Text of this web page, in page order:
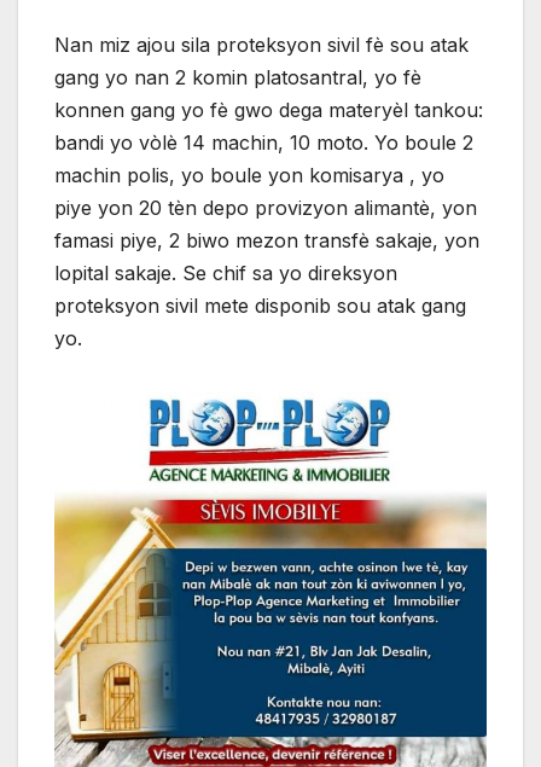
Nan miz ajou sila proteksyon sivil fè sou atak
gang yo nan 2 komin platosantral, yo fè
konnen gang yo fè gwo dega materyèl tankou:
bandi yo vòlè 14 machin, 10 moto. Yo boule 2
machin polis, yo boule yon komisarya , yo
piye yon 20 tèn depo provizyon alimantè, yon
famasi piye, 2 biwo mezon transfè sakaje, yon
lopital sakaje. Se chif sa yo direksyon
proteksyon sivil mete disponib sou atak gang
yo.